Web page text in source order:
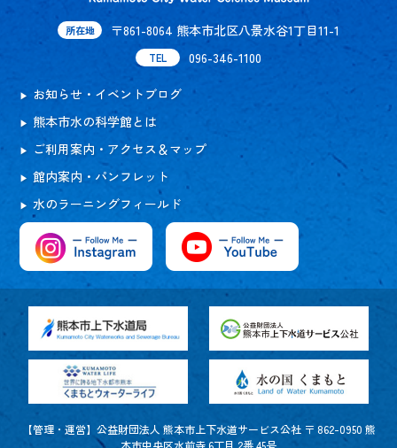
所在地 〒861-8064 熊本市北区八景水谷1丁目11-1
TEL 096-346-1100
お知らせ・イベントブログ
熊本市水の科学館とは
ご利用案内・アクセス＆マップ
館内案内・パンフレット
水のラーニングフィールド
【管理・運営】公益財団法人 熊本市上下水道サービス公社 〒 862-0950 熊
本市中央区水前寺 6丁目 2番 45号